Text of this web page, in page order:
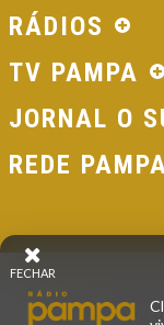
RÁDIOS
TV PAMPA
JORNAL O
REDE
© 2026 -
Pampa
FECHAR